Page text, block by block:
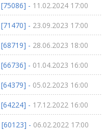
[75086] - 11.02.2024 17:00
[71470] - 23.09.2023 17:00
[68719] - 28.06.2023 18:00
[66736] - 01.04.2023 16:00
[64379] - 05.02.2023 16:00
[64224] - 17.12.2022 16:00
[60123] - 06.02.2022 17:00